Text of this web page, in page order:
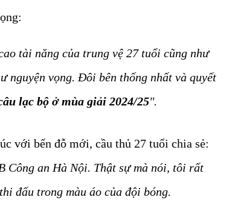
tài năng của trung vệ 27 tuổi cũng như
nguyện vọng. Đôi bên thống nhất và quyết
lạc bộ ở mùa giải 2024/25".
với bến đỗ mới, cầu thủ 27 tuổi chia sẻ:
Công an Hà Nội. Thật sự mà nói, tôi rất
đấu trong màu áo của đội bóng.